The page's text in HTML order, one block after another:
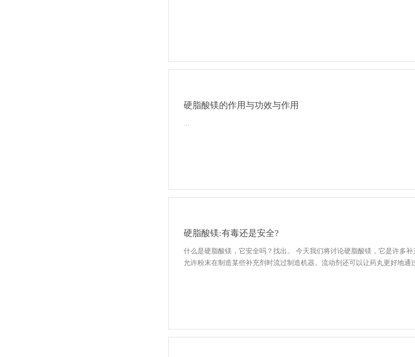
硬脂酸镁的作用与功效与作用
...
硬脂酸镁:有毒还是安全?
什么是硬脂酸镁，它安全吗？找出。 今天我们将讨论硬脂酸镁，它是许多
允许粉末在制造某些补充剂时流过制造机器。流动剂还可以让药丸更好地通